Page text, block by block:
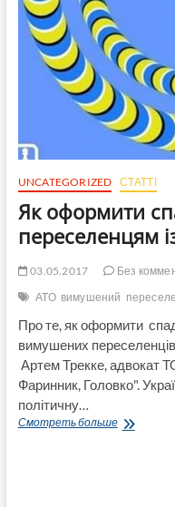
UNCATEGORIZED СТАТТІ
Як оформити
переселенцям
03.05.2017
Без
АТО вимушений
Про те, як оформити
вимушених
Артем Трекке, адвокат
Фаринник, Головко".
політичну…
Смотреть большеЯк